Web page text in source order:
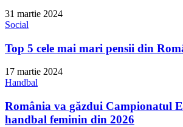
31 martie 2024
Social
Top 5 cele mai mari pensii din
17 martie 2024
Handbal
România va găzdui Campionatul
handbal feminin din 2026